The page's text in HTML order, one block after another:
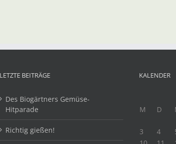
LETZTE BEITRÄGE
Des Biogärtners Gemüse-
Hitparade
Richtig gießen!
KALENDER
M
D
3
4